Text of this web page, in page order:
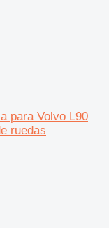
para Volvo L90
ruedas